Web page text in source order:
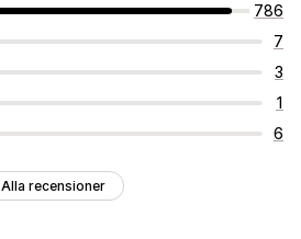
786
7
3
1
6
Alla recensioner